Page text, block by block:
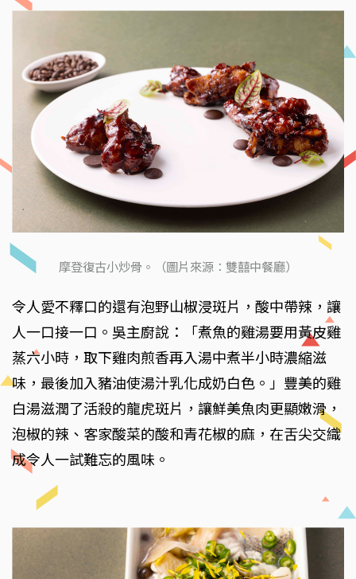
摩登復古小炒骨。（圖片來源：雙囍中餐廳）
令人愛不釋口的還有泡野山椒浸斑片，酸中帶辣，讓
人一口接一口。吳主廚說：「煮魚的雞湯要用黃皮雞
蒸六小時，取下雞肉煎香再入湯中煮半小時濃縮滋
味，最後加入豬油使湯汁乳化成奶白色。」豐美的雞
白湯滋潤了活殺的龍虎斑片，讓鮮美魚肉更顯嫩滑，
泡椒的辣、客家酸菜的酸和青花椒的麻，在舌尖交織
成令人一試難忘的風味。